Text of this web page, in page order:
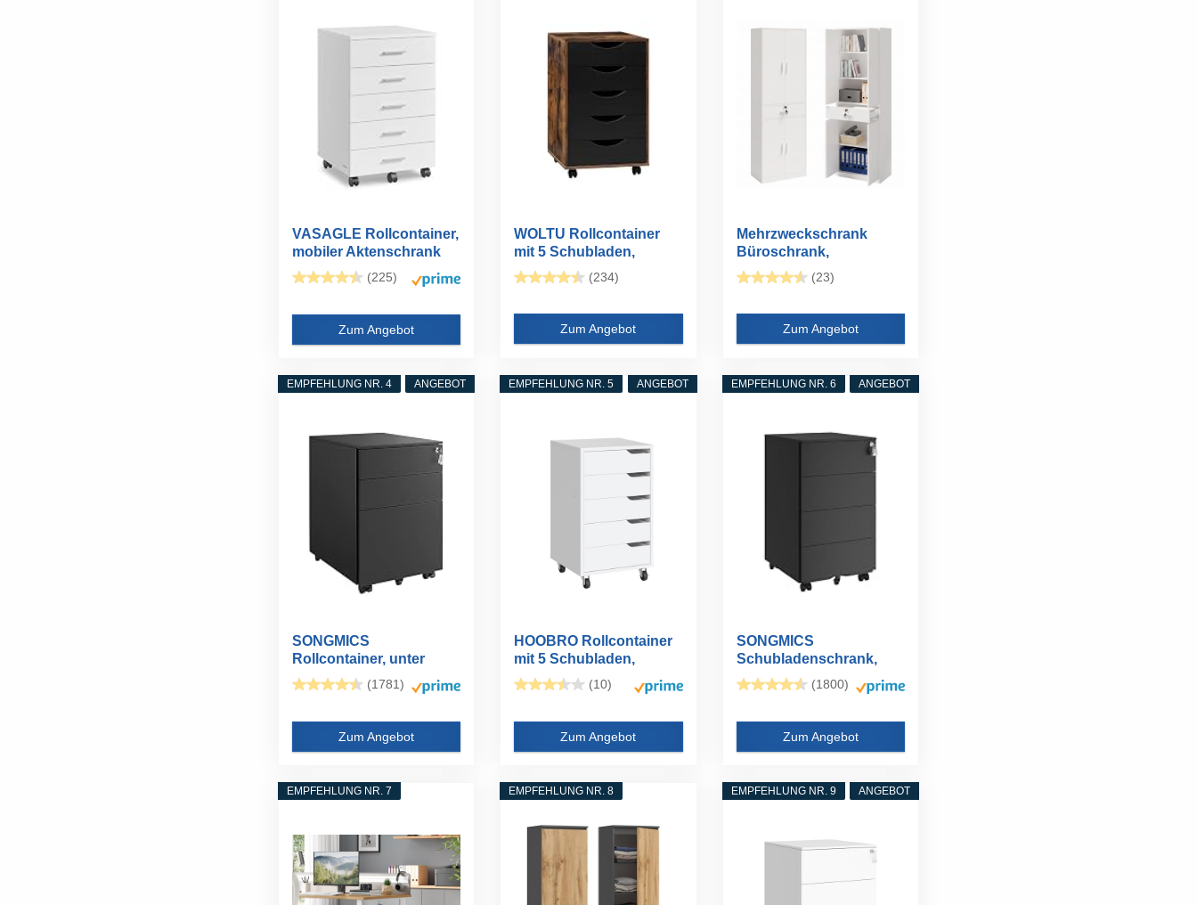
VASAGLE Rollcontainer,
mobiler Aktenschrank
mit...
(225)
Zum Angebot
WOLTU Rollcontainer
mit 5 Schubladen,
mobiler...
(234)
Zum Angebot
Mehrzweckschrank
Büroschrank,
Aktenschrank mit...
(23)
Zum Angebot
ANGEBOT
EMPFEHLUNG NR. 4
SONGMICS
Rollcontainer, unter
Schreibtisch, mit...
(1781)
Zum Angebot
ANGEBOT
EMPFEHLUNG NR. 5
HOOBRO Rollcontainer
mit 5 Schubladen,
mobiler...
(10)
Zum Angebot
ANGEBOT
EMPFEHLUNG NR. 6
SONGMICS
Schubladenschrank,
Rollcontainer, mobiler...
(1800)
Zum Angebot
EMPFEHLUNG NR. 7 EMPFEHLUNG NR. 8 ANGEBOT
EMPFEHLUNG NR. 9